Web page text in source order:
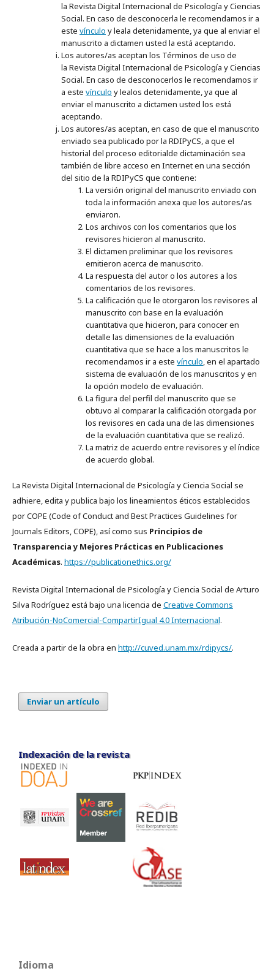
la Revista Digital Internacional de Psicología y Ciencias
Social. En caso de desconocerla le recomendamos ir a
este vínculo y leala detenidamente, ya que al enviar el
manuscrito a dictamen usted la está aceptando.
Los autores/as aceptan los Términos de uso de
la Revista Digital Internacional de Psicología y Ciencias
Social. En caso de desconocerlos le recomendamos ir
a este vínculo y lealos detenidamente, ya que al
enviar el manuscrito a dictamen usted los está
aceptando.
Los autores/as aceptan, en caso de que el manuscrito
enviado sea publicado por la RDIPyCS, a que el
historial del proceso editorialde dictaminación sea
también de libre acceso en Internet en una sección
del sitio de la RDIPyCS que contiene:
La versión original del manuscrito enviado con
toda la información anexa que los autores/as
enviaron.
Los archivos con los comentarios que los
revisores hicieron al manuscrito.
El dictamen preliminar que los revisores
emitieron acerca de manuscrito.
La respuesta del autor o los autores a los
comentarios de los revisores.
La calificación que le otorgaron los revisores al
manuscrito con base en la evaluación
cuantitativa que hicieron, para conocer en
detalle las dimensiones de la evaluación
cuantitativa que se hace a los manuscritos le
recomendamos ir a este vínculo, en el apartado
sistema de evaluación de los manuscritos y en
la opción modelo de evaluación.
La figura del perfil del manuscrito que se
obtuvo al comparar la calificación otorgada por
los revisores en cada una de las dimensiones
de la evaluación cuantitativa que se realizó.
La matriz de acuerdo entre revisores y el índice
de acuerdo global.
La Revista Digital Internacional de Psicología y Ciencia Social se
adhiere, edita y publica bajo los lineamientos éticos establecidos
por COPE (Code of Conduct and Best Practices Guidelines for
Journals Editors, COPE), así como sus Principios de
Transparencia y Mejores Prácticas en Publicaciones
Académicas. https://publicationethics.org/
Revista Digital Internacional de Psicología y Ciencia Social de Arturo
Silva Rodríguez está bajo una licencia de Creative Commons
Atribución-NoComercial-CompartirIgual 4.0 Internacional.
Creada a partir de la obra en http://cuved.unam.mx/rdipycs/.
Enviar un artículo
Indexación de la revista
Indexación de la revista
Idioma